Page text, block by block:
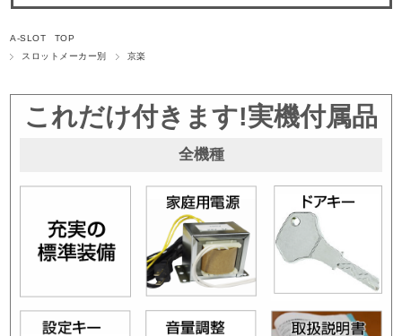
A-SLOT TOP
スロットメーカー別
京楽
これだけ付きます!実機付属品
全機種